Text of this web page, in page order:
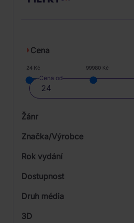
Cena
24 Kč 99980 Kč
Cena od
Žánr
Značka/Výrobce
Rok vydání
Od
Dostupnost
Druh média
3D